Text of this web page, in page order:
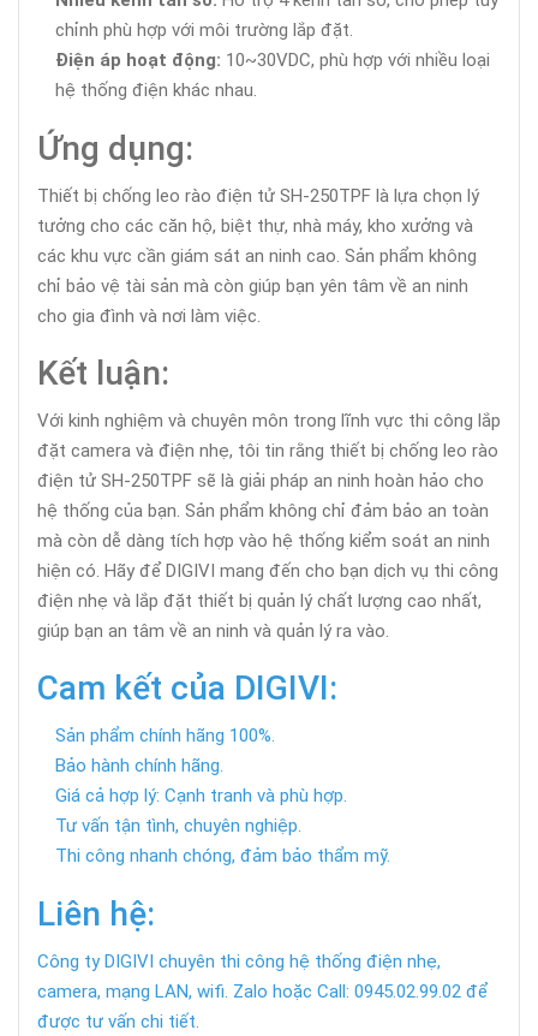
chỉnh phù hợp với môi trường lắp đặt.
Điện áp hoạt động: 10~30VDC, phù hợp với nhiều loại
hệ thống điện khác nhau.
Ứng dụng:
Thiết bị chống leo rào điện tử SH-250TPF là lựa chọn lý
tưởng cho các căn hộ, biệt thự, nhà máy, kho xưởng và
các khu vực cần giám sát an ninh cao. Sản phẩm không
chỉ bảo vệ tài sản mà còn giúp bạn yên tâm về an ninh
cho gia đình và nơi làm việc.
Kết luận:
Với kinh nghiệm và chuyên môn trong lĩnh vực thi công lắp
đặt camera và điện nhẹ, tôi tin rằng thiết bị chống leo rào
điện tử SH-250TPF sẽ là giải pháp an ninh hoàn hảo cho
hệ thống của bạn. Sản phẩm không chỉ đảm bảo an toàn
mà còn dễ dàng tích hợp vào hệ thống kiểm soát an ninh
hiện có. Hãy để DIGIVI mang đến cho bạn dịch vụ thi công
điện nhẹ và lắp đặt thiết bị quản lý chất lượng cao nhất,
giúp bạn an tâm về an ninh và quản lý ra vào.
Cam kết của DIGIVI:
Sản phẩm chính hãng 100%.
Bảo hành chính hãng.
Giá cả hợp lý: Cạnh tranh và phù hợp.
Tư vấn tận tình, chuyên nghiệp.
Thi công nhanh chóng, đảm bảo thẩm mỹ.
Liên hệ:
Công ty DIGIVI chuyên thi công hệ thống điện nhẹ,
camera, mạng LAN, wifi. Zalo hoặc Call: 0945.02.99.02 để
được tư vấn chi tiết.